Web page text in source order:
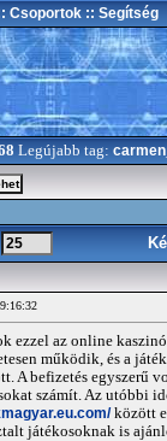
Csoportok :: Segítség
Legújabb tag:
ezzel az online
működik, és a
A befizetés egyszerű
számít. Az utóbbi
között
játékosoknak is